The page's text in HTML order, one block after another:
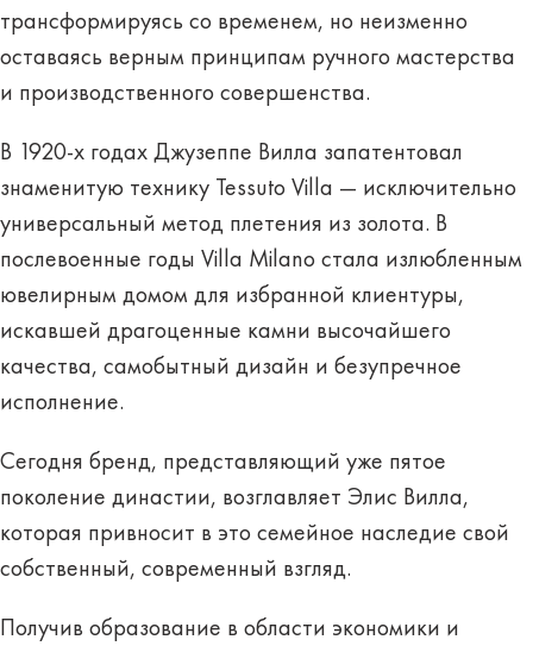
трансформируясь со временем, но неизменно
оставаясь верным принципам ручного мастерства
и производственного совершенства.
В 1920-х годах Джузеппе Вилла запатентовал
знаменитую технику Tessuto Villa — исключительно
универсальный метод плетения из золота. В
послевоенные годы Villa Milano стала излюбленным
ювелирным домом для избранной клиентуры,
искавшей драгоценные камни высочайшего
качества, самобытный дизайн и безупречное
исполнение.
Сегодня бренд, представляющий уже пятое
поколение династии, возглавляет Элис Вилла,
которая привносит в это семейное наследие свой
собственный, современный взгляд.
Получив образование в области экономики и